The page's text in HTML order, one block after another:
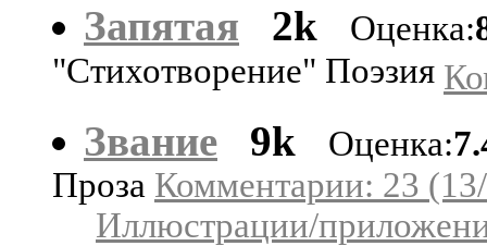
Запятая 2k Оценка:
"Стихотворение" Поэзия
Звание 9k Оценка:
Проза Комментарии: 23
Иллюстрации/